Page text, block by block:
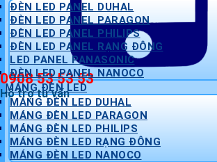
0908 53 53 53
Hỗ trợ tư vấn
ĐÈN LED PANEL DUHAL
ĐÈN LED PANEL PARAGON
ĐÈN LED PANEL PHILIPS
ĐÈN LED PANEL RẠNG ĐÔNG
LED PANEL PANASONIC
ĐÈN LED PANEL NANOCO
MÁNG ĐÈN LED
MÁNG ĐÈN LED DUHAL
MÁNG ĐÈN LED PARAGON
MÁNG ĐÈN LED PHILIPS
MÁNG ĐÈN LED RẠNG ĐÔNG
MÁNG ĐÈN LED NANOCO